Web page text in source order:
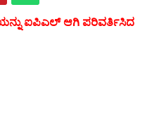
ಐಪಿಎಲ್‌ ಆಗಿ ಪರಿವರ್ತಿಸಿದ